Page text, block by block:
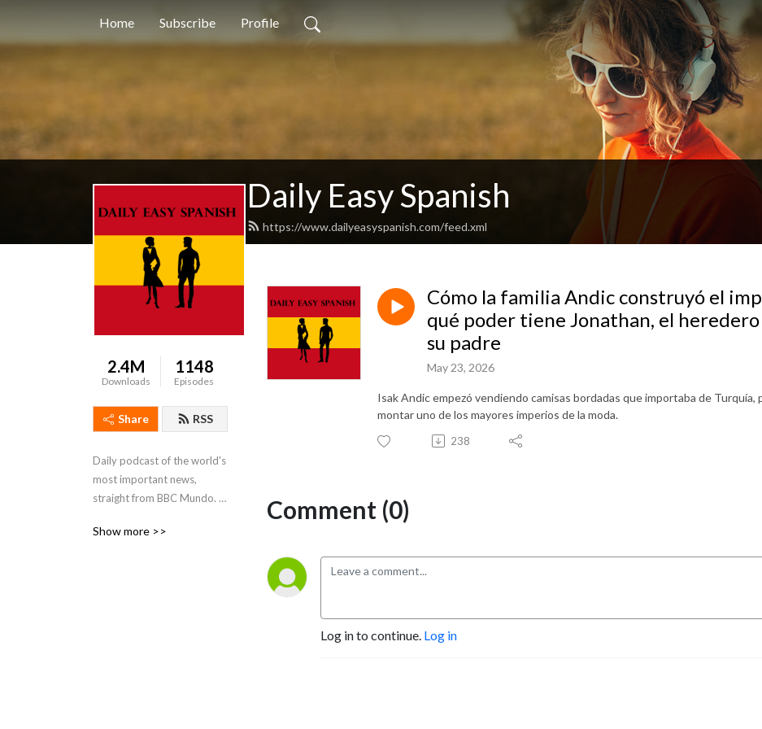
Home Subscribe Profile
Daily Easy Spanish
https://www.dailyeasyspanish.com/feed.xml
2.4M
Downloads
1148
Episodes
Share RSS
Daily podcast of the world's
most important news,
straight from BBC Mundo. A
Spanish beginners and
Show more >>
Cómo la familia Andic construyó el
qué poder tiene Jonathan, el
su padre
May 23, 2026
Isak Andic empezó vendiendo camisas bordadas que importaba de
montar uno de los mayores imperios de la moda.
238
Comment (0)
Log in to continue. Log in